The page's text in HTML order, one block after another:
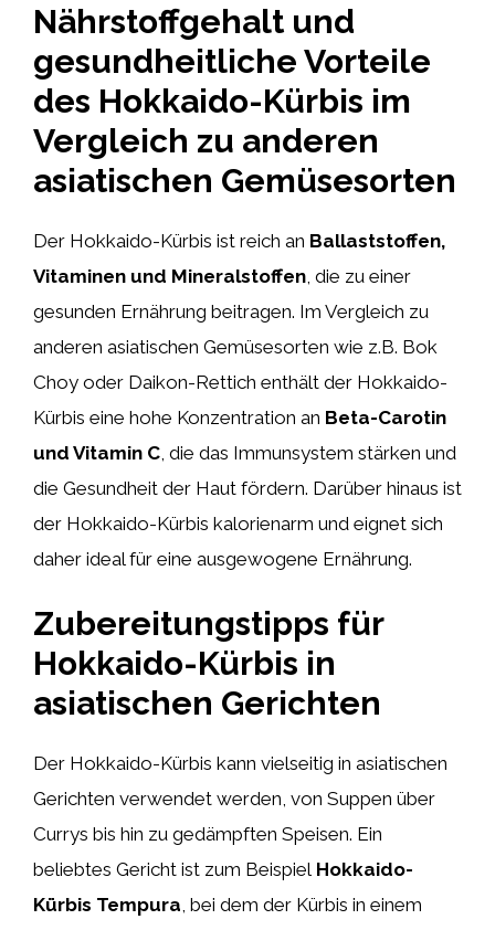
Nährstoffgehalt und
gesundheitliche Vorteile
des Hokkaido-Kürbis im
Vergleich zu anderen
asiatischen Gemüsesorten
Der Hokkaido-Kürbis ist reich an Ballaststoffen,
Vitaminen und Mineralstoffen , die zu einer
gesunden Ernährung beitragen. Im Vergleich zu
anderen asiatischen Gemüsesorten wie z.B. Bok
Choy oder Daikon-Rettich enthält der Hokkaido-
Kürbis eine hohe Konzentration an Beta-Carotin
und Vitamin C , die das Immunsystem stärken und
die Gesundheit der Haut fördern. Darüber hinaus ist
der Hokkaido-Kürbis kalorienarm und eignet sich
daher ideal für eine ausgewogene Ernährung.
Zubereitungstipps für
Hokkaido-Kürbis in
asiatischen Gerichten
Der Hokkaido-Kürbis kann vielseitig in asiatischen
Gerichten verwendet werden, von Suppen über
Currys bis hin zu gedämpften Speisen. Ein
beliebtes Gericht ist zum Beispiel Hokkaido-
Kürbis Tempura, bei dem der Kürbis in einem